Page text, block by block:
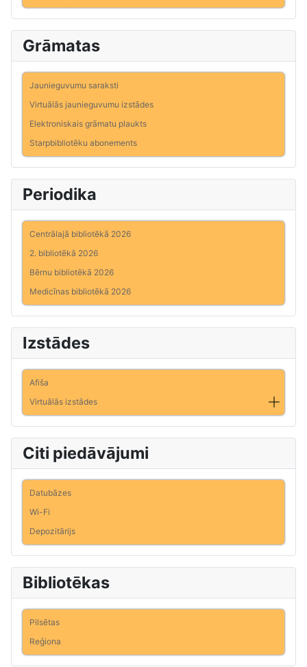
Grāmatas
Jaunieguvumu saraksti
Virtuālās jaunieguvumu izstādes
Elektroniskais grāmatu plaukts
Starpbibliotēku abonements
Periodika
Centrālajā bibliotēkā 2026
2. bibliotēkā 2026
Bērnu bibliotēkā 2026
Medicīnas bibliotēkā 2026
Izstādes
Afiša
Virtuālās izstādes
Citi piedāvājumi
Datubāzes
Wi-Fi
Depozitārijs
Bibliotēkas
Pilsētas
Reģiona